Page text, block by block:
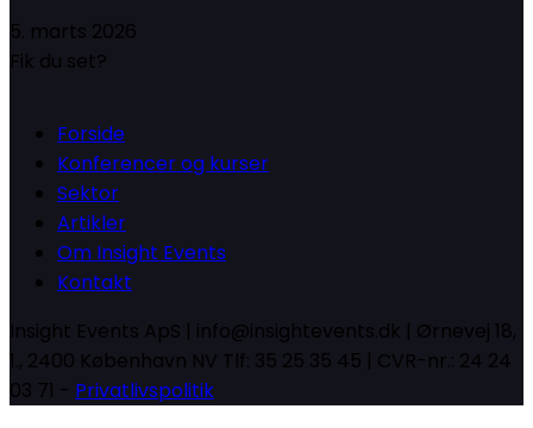
5. marts 2026
Fik du set?
Forside
Konferencer og kurser
Sektor
Artikler
Om Insight Events
Kontakt
Insight Events ApS | info@insightevents.dk | Ørnevej 18,
1., 2400 København NV Tlf: 35 25 35 45 | CVR-nr.: 24 24
03 71 - Privatlivspolitik